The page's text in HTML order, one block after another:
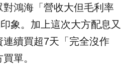
鴻海「營收大但毛利率
象。加上這次大方配息又
續買超7天「完全沒作
單。